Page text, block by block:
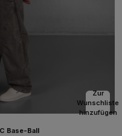
Zur
Wunschliste
hinzufügen
Base-Ball